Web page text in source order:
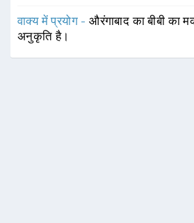
वाक्य में प्रयोग -औरंगाबाद का बीबी का
अनुकृति है।